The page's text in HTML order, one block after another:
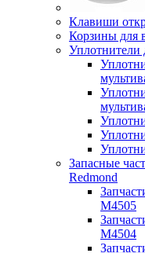
Клавиши
Корзины для
Уплотнители
Запасные
Redmond
M4505
M4504